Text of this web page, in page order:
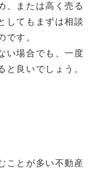
、または高く売る
してもまずは相談
です。
い場合でも、一度
と良いでしょう。
ことが多い不動産